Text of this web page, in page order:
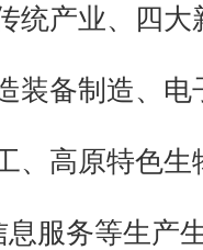
统产业、四
装备制造、电
、高原特色生
服务等生产